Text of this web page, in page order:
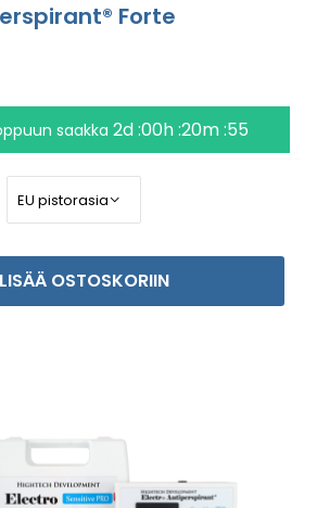
Forte
saakka 2d :00h :20m :54
LISÄÄ OSTOSKORIIN